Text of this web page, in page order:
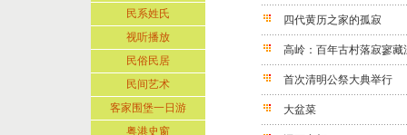
民系姓氏
视听播放
民俗民居
民间艺术
客家围堡一日游
粤港史窗
四代黄历之家的孤寂
高岭：百年古村落寂寥藏
首次清明公祭大典举行
大盆菜